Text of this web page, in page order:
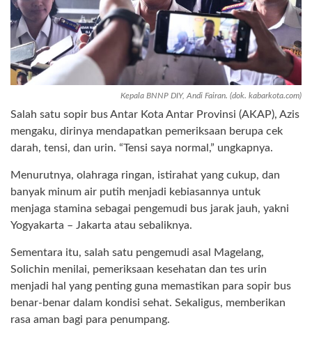
Kepala BNNP DIY, Andi Fairan. (dok. kabarkota.com)
Salah satu sopir bus Antar Kota Antar Provinsi (AKAP), Azis
mengaku, dirinya mendapatkan pemeriksaan berupa cek
darah, tensi, dan urin. “Tensi saya normal,” ungkapnya.
Menurutnya, olahraga ringan, istirahat yang cukup, dan
banyak minum air putih menjadi kebiasannya untuk
menjaga stamina sebagai pengemudi bus jarak jauh, yakni
Yogyakarta – Jakarta atau sebaliknya.
Sementara itu, salah satu pengemudi asal Magelang,
Solichin menilai, pemeriksaan kesehatan dan tes urin
menjadi hal yang penting guna memastikan para sopir bus
benar-benar dalam kondisi sehat. Sekaligus, memberikan
rasa aman bagi para penumpang.